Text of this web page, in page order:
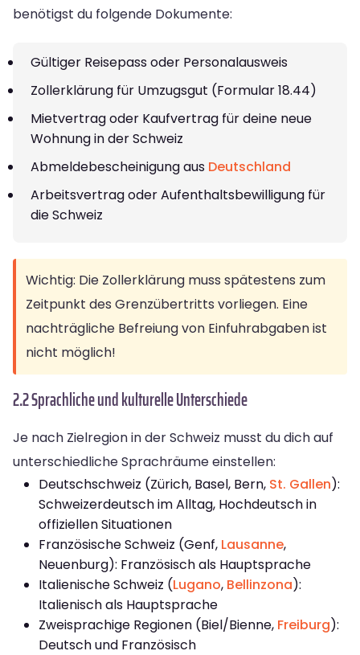
benötigst du folgende Dokumente:
Gültiger Reisepass oder Personalausweis
Zollerklärung für Umzugsgut (Formular 18.44)
Mietvertrag oder Kaufvertrag für deine neue
Wohnung in der Schweiz
Abmeldebescheinigung aus Deutschland
Arbeitsvertrag oder Aufenthaltsbewilligung für
die Schweiz
Wichtig: Die Zollerklärung muss spätestens zum
Zeitpunkt des Grenzübertritts vorliegen. Eine
nachträgliche Befreiung von Einfuhrabgaben ist
nicht möglich!
2.2 Sprachliche und kulturelle Unterschiede
Je nach Zielregion in der Schweiz musst du dich auf
unterschiedliche Sprachräume einstellen:
Deutschschweiz (Zürich, Basel, Bern, St. Gallen):
Schweizerdeutsch im Alltag, Hochdeutsch in
offiziellen Situationen
Französische Schweiz (Genf, Lausanne,
Neuenburg): Französisch als Hauptsprache
Italienische Schweiz (Lugano, Bellinzona):
Italienisch als Hauptsprache
Zweisprachige Regionen (Biel/Bienne, Freiburg):
Deutsch und Französisch